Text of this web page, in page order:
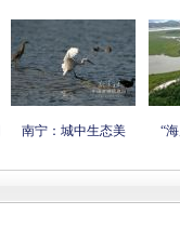
南宁：城中生态美 “